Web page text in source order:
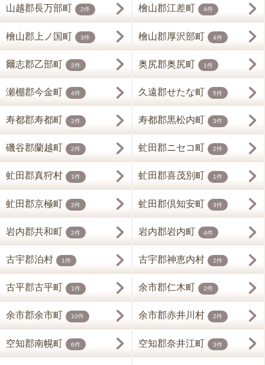
山越郡長万部町 2件 檜山郡江差町 4件
檜山郡上ノ国町 3件 檜山郡厚沢部町 4件
爾志郡乙部町 2件 奥尻郡奥尻町 1件
瀬棚郡今金町 4件 久遠郡せたな町 5件
寿都郡寿都町 2件 寿都郡黒松内町 3件
磯谷郡蘭越町 2件 虻田郡ニセコ町 2件
虻田郡真狩村 1件 虻田郡喜茂別町 1件
虻田郡京極町 2件 虻田郡倶知安町 3件
岩内郡共和町 2件 岩内郡岩内町 4件
古宇郡泊村 1件 古宇郡神恵内村 2件
古平郡古平町 1件 余市郡仁木町 2件
余市郡余市町 10件 余市郡赤井川村 2件
空知郡南幌町 6件 空知郡奈井江町 3件